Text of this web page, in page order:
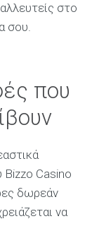
στο
σου.
που
Bizzo Casino
δωρεάν
να